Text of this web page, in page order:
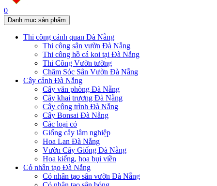
0
Danh mục sản phẩm
Thi công cảnh quan Đà Nẵng
Thi công sân vườn Đà Nẵng
Thi công hồ cá koi tại Đà Nẵng
Thi Công Vườn tường
Chăm Sóc Sân Vườn Đà Nẵng
Cây cảnh Đà Nẵng
Cây văn phòng Đà Nẵng
Cây khai trương Đà Nẵng
Cây công trình Đà Nẵng
Cây Bonsai Đà Nẵng
Các loại cỏ
Giống cây lâm nghiệp
Hoa Lan Đà Nẵng
Vườn Cây Giống Đà Nẵng
Hoa kiểng, hoa bụi viền
Cỏ nhân tạo Đà Nẵng
Cỏ nhân tạo sân vườn Đà Nẵng